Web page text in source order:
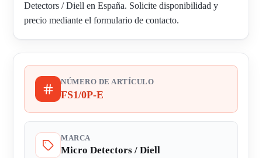
Detectors / Diell en España. Solicite disponibilidad y
precio mediante el formulario de contacto.
NÚMERO DE ARTÍCULO
FS1/0P-E
MARCA
Micro Detectors / Diell